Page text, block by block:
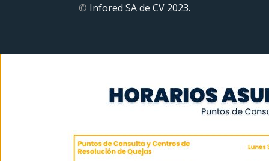
© Infored SA de CV 2023.